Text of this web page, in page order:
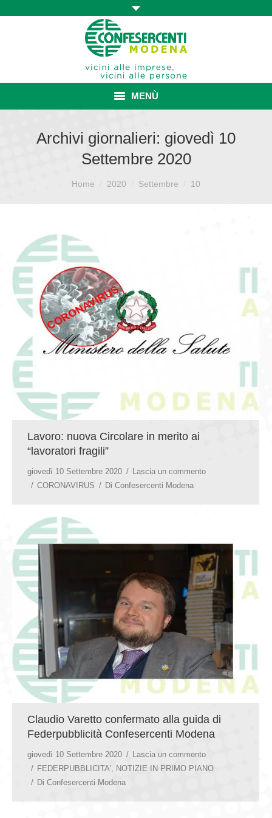
MENÙ
ASSOCIAZIONE
ISCRIZIONE E VANTAGGI
CATEGORIE SINDACALI
SERVIZI
GIOVEDÌ GASTRONOMICI
COMUNICATI E NEWS
CONTATTI
Archivi giornalieri: giovedì 10
Settembre 2020
Home 2020 Settembre 10
Lavoro: nuova Circolare in merito ai
“lavoratori fragili”
giovedì 10 Settembre 2020
Lascia un commento
CORONAVIRUS
Di Confesercenti Modena
Claudio Varetto confermato alla guida di
Federpubblicità Confesercenti Modena
giovedì 10 Settembre 2020
Lascia un commento
FEDERPUBBLICITA'
NOTIZIE IN PRIMO PIANO
Di Confesercenti Modena